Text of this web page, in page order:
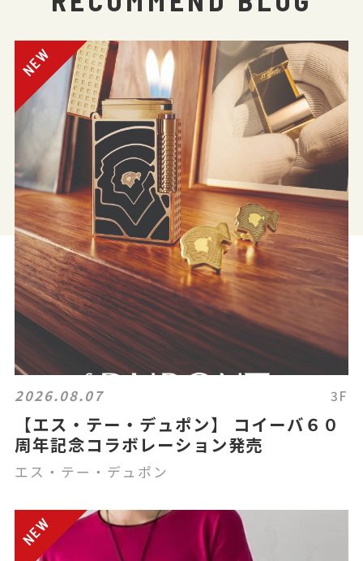
2026.08.07 3F
【エス・テー・デュポン】 コイーバ６０
周年記念コラボレーション発売
エス・テー・デュポン